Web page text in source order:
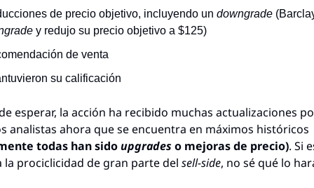
de precio objetivo, incluyendo un downgrade
y redujo su precio objetivo a $125)
de venta
su calificación
esperar, la acción ha recibido muchas actualizaciones
todas han sido upgrades o mejoras de precio). Si
la prociclicidad de gran parte del sell-side, no sé qué lo